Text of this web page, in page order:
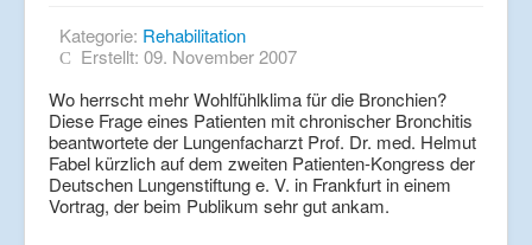
Kategorie: Rehabilitation
Erstellt: 09. November 2007
Wo herrscht mehr Wohlfühlklima für die Bronchien?
Diese Frage eines Patienten mit chronischer Bronchitis
beantwortete der Lungenfacharzt Prof. Dr. med. Helmut
Fabel kürzlich auf dem zweiten Patienten-Kongress der
Deutschen Lungenstiftung e. V. in Frankfurt in einem
Vortrag, der beim Publikum sehr gut ankam.